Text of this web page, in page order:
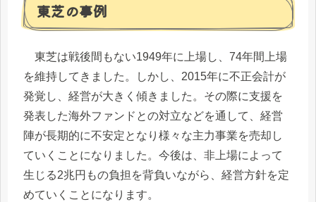
東芝の事例
東芝は戦後間もない1949年に上場し、74年間上場
を維持してきました。しかし、2015年に不正会計が
発覚し、経営が大きく傾きました。その際に支援を
発表した海外ファンドとの対立などを通して、経営
陣が長期的に不安定となり様々な主力事業を売却し
ていくことになりました。今後は、非上場によって
生じる2兆円もの負担を背負いながら、経営方針を定
めていくことになります。